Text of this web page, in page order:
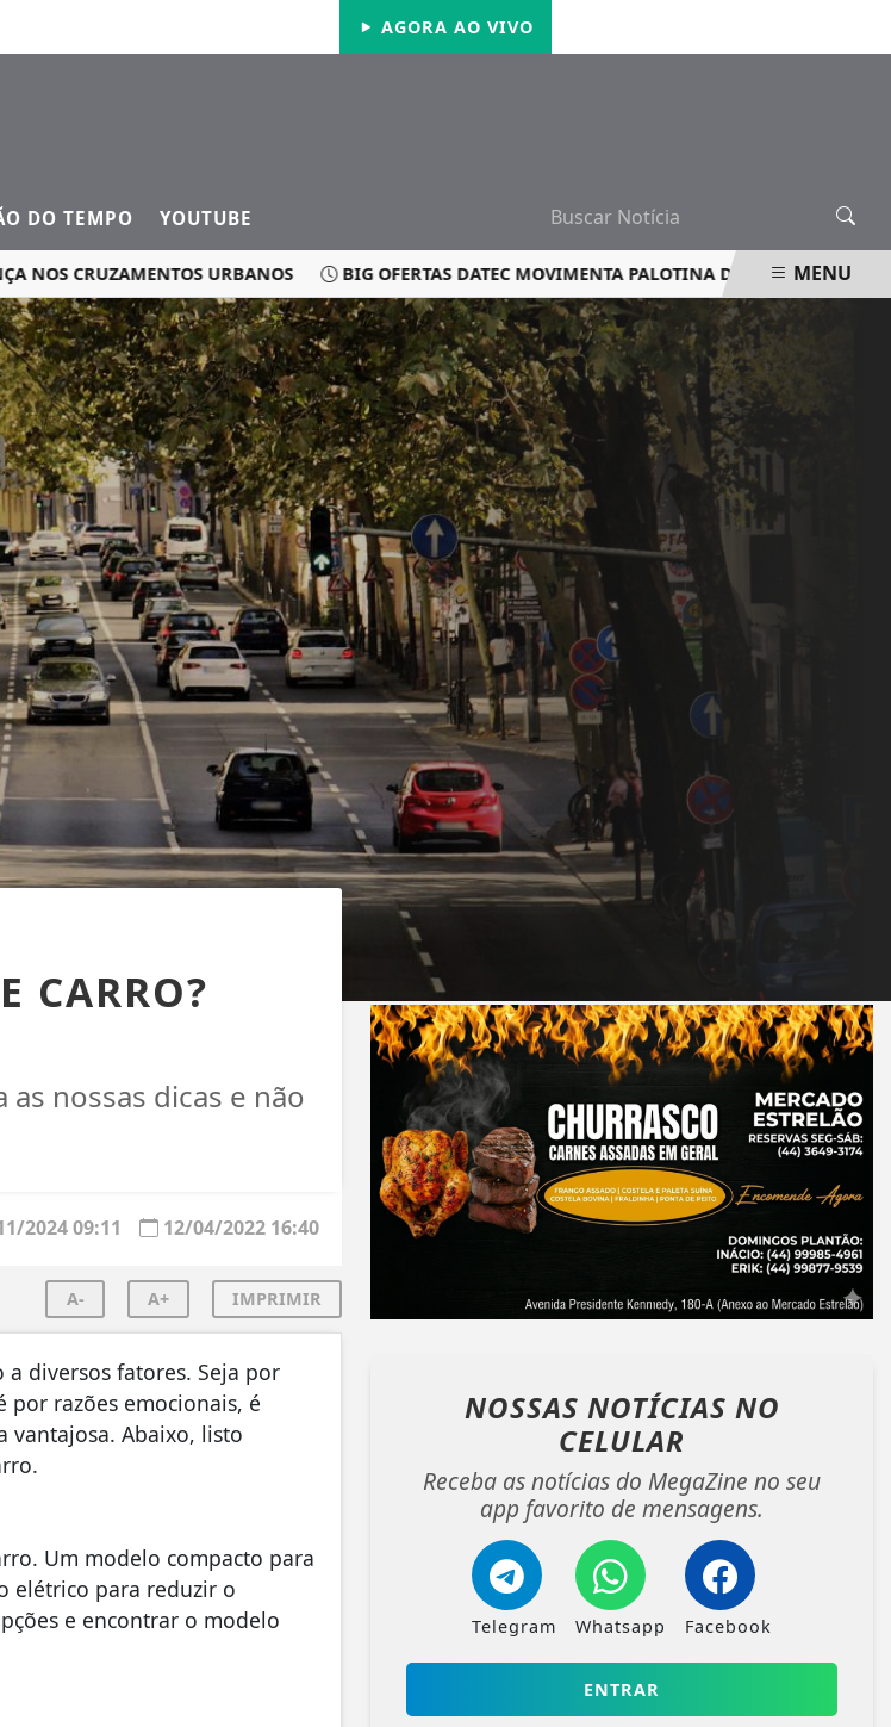
AGORA AO VIVO
DO TEMPO YOUTUBE
CRUZAMENTOS URBANOS BIG OFERTAS DATEC MOVIMENTA PALOTINA DE 1º A 15 DE AGOSTO
MENU
CARRO?
nossas dicas e não
12/04/2022 16:40
2024 09:11
A- A+ IMPRIMIR
diversos fatores. Seja por
razões emocionais, é
vantajosa. Abaixo, listo
Um modelo compacto para
elétrico para reduzir o
e encontrar o modelo
NOSSAS NOTÍCIAS NO
CELULAR
Receba as notícias do MegaZine no seu
app favorito de mensagens.
Telegram Whatsapp Facebook
ENTRAR